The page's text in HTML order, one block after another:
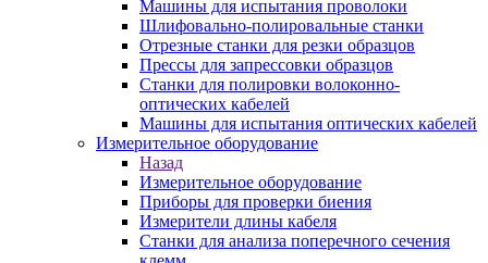
Машины для испытания проволоки
Шлифовально-полировальные станки
Отрезные станки для резки образцов
Прессы для запрессовки образцов
Станки для полировки волоконно-
оптических кабелей
Машины для испытания оптических кабелей
Измерительное оборудование
Назад
Измерительное оборудование
Приборы для проверки биения
Измерители длины кабеля
Станки для анализа поперечного сечения